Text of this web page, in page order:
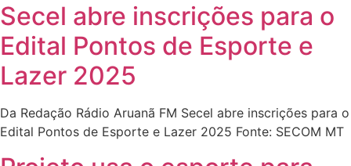
Secel abre inscrições para o
Edital Pontos de Esporte e
Lazer 2025
Da Redação Rádio Aruanã FM Secel abre inscrições para o
Edital Pontos de Esporte e Lazer 2025 Fonte: SECOM MT